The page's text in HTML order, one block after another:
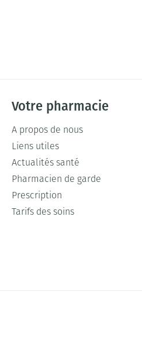
Votre pharmacie
A propos de nous
Liens utiles
Actualités santé
Pharmacien de garde
Prescription
Tarifs des soins